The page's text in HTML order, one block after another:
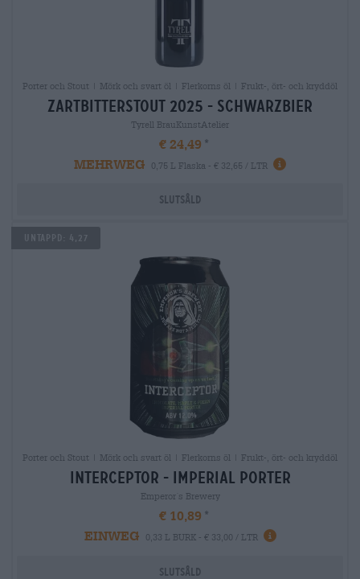
Porter och Stout | Mörk och svart öl | Flerkorns öl | Frukt-, ört- och kryddöl
zartbitterstout 2025 - schwarzbier
Tyrell BrauKunstAtelier
€ 24,49
MEHRWEG
0,75 L Flaska - € 32,65 / LTR
Slutsåld
Untappd: 4,27
Porter och Stout | Mörk och svart öl | Flerkorns öl | Frukt-, ört- och kryddöl
interceptor - imperial porter
Emperor´s Brewery
€ 10,89
EINWEG
0,33 L BURK - € 33,00 / LTR
Slutsåld